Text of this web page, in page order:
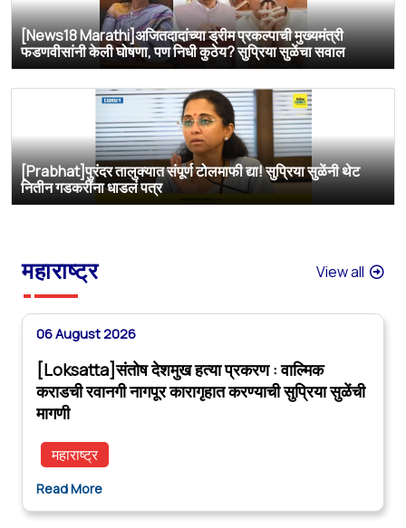
[News18 Marathi]अजितदादांच्या ड्रीम प्रकल्पाची मुख्यमंत्री
फडणवीसांनी केली घोषणा, पण निधी कुठेय? सुप्रिया सुळेंचा सवाल
[Prabhat]पुरंदर तालुक्यात संपूर्ण टोलमाफी द्या! सुप्रिया सुळेंनी थेट
नितीन गडकरींना धाडलं पत्र
महाराष्ट्र View all
06 August 2026
[Loksatta]संतोष देशमुख हत्या प्रकरण : वाल्मिक
कराडची रवानगी नागपूर कारागृहात करण्याची सुप्रिया सुळेंची
मागणी
महाराष्ट्र
Read More